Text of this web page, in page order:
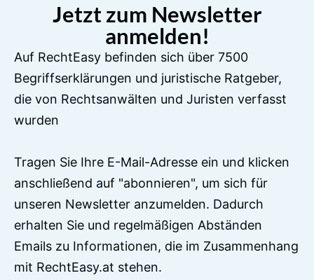
Jetzt zum Newsletter
anmelden!
Auf RechtEasy befinden sich über 7500
Begriffserklärungen und juristische Ratgeber,
die von Rechtsanwälten und Juristen verfasst
wurden
Tragen Sie Ihre E-Mail-Adresse ein und klicken
anschließend auf "abonnieren", um sich für
unseren Newsletter anzumelden. Dadurch
erhalten Sie und regelmäßigen Abständen
Emails zu Informationen, die im Zusammenhang
mit RechtEasy.at stehen.